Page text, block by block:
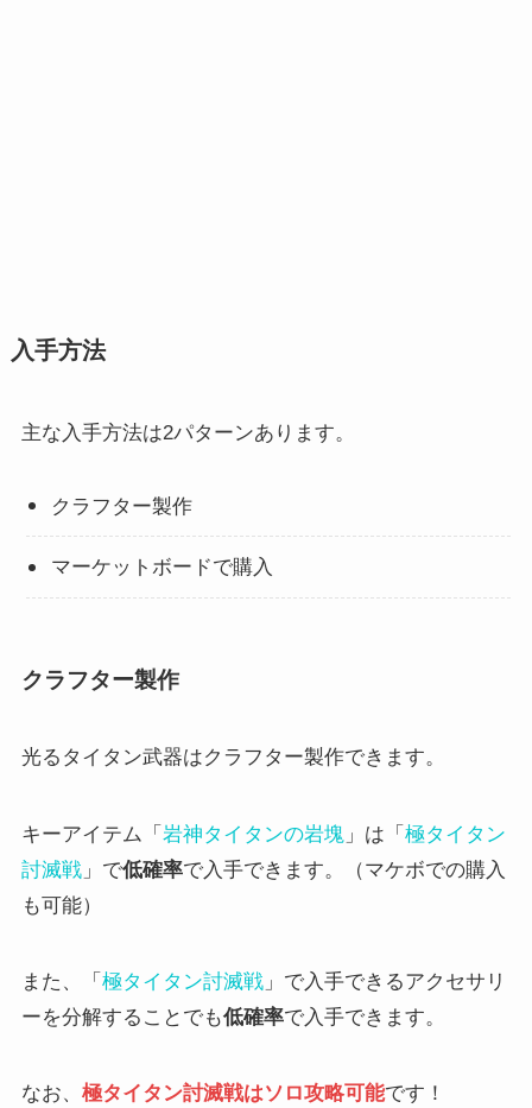
入手方法
主な入手方法は2パターンあります。
クラフター製作
マーケットボードで購入
クラフター製作
光るタイタン武器はクラフター製作できます。
キーアイテム「 岩神タイタンの岩塊 」は「 極タイタン
討滅戦」で低確率で入手できます。（マケボでの購入
も可能）
また、「 極タイタン討滅戦」で入手できるアクセサリ
ーを分解することでも低確率で入手できます。
なお、 極タイタン討滅戦はソロ攻略可能です！